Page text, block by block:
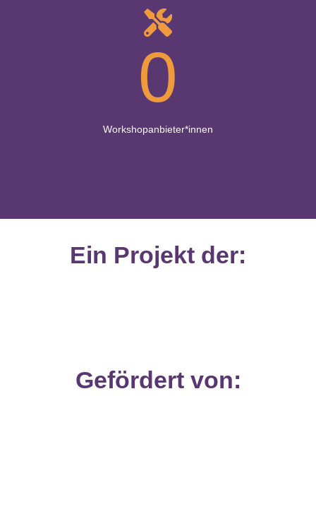
0
Workshopanbieter*innen
Ein Projekt der:
Gefördert von: